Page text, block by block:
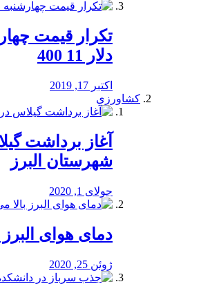
تکرار قیمت
دلار 11 400
اکتبر 17, 2019
کشاورزی
آغاز برداشت
شهرستان البرز
جولای 1, 2020
دمای هوای البرز
ژوئن 25, 2020